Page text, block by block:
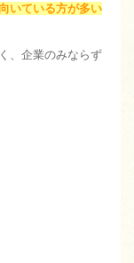
いている方が多い
、企業のみならず